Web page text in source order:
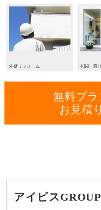
外壁リフォーム 玄関・窓
無料プラ
お見積
アイビス